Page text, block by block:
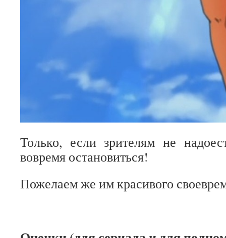
Только, если зрителям не
вовремя остановиться!
Пожелаем же им красивого